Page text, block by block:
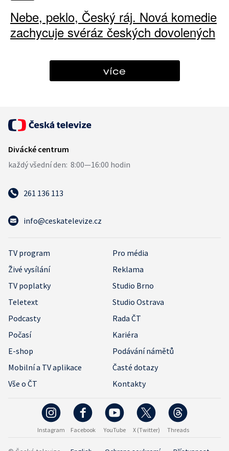
Nebe, peklo, Český ráj. Nová komedie
zachycuje svéráz českých dovolených
více
261 136 113
info@ceskatelevize.cz
TV program
Pro média
Živé vysílání
Reklama
TV poplatky
Studio Brno
Teletext
Studio Ostrava
Podcasty
Rada ČT
Počasí
Kariéra
E-shop
Podávání námětů
Mobilní a TV aplikace
Časté dotazy
Vše o ČT
Kontakty
Instagram Facebook YouTube X (Twitter) Threads